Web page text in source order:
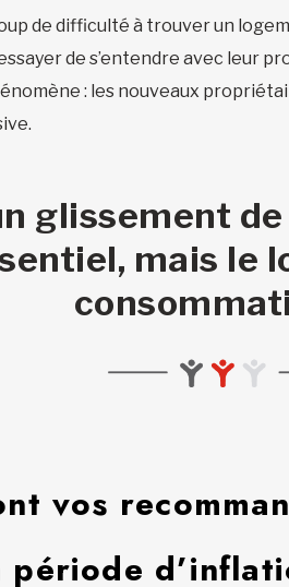
de difficulté à trouver un
de s’entendre avec leur
: les nouveaux
glissement
mais le
vos
période